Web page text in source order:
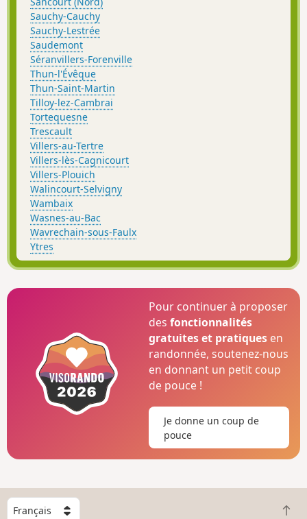
Sauchy-Cauchy
Sauchy-Lestrée
Saudemont
Séranvillers-Forenville
Thun-l'Évêque
Thun-Saint-Martin
Tilloy-lez-Cambrai
Tortequesne
Trescault
Villers-au-Tertre
Villers-lès-Cagnicourt
Villers-Plouich
Walincourt-Selvigny
Wambaix
Wasnes-au-Bac
Wavrechain-sous-Faulx
Ytres
Pour continuer à proposer
desfonctionnalités
gratuites et pratiques en
randonnée, soutenez-nous
en donnant un petit coup
de pouce !
Je donne un coup de
pouce
C